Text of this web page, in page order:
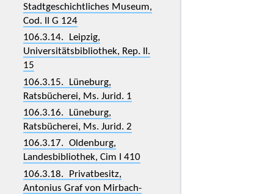
Stadtgeschichtliches Museum,
Cod. II G 124
106.3.14. Leipzig,
Universitätsbibliothek, Rep. II.
15
106.3.15. Lüneburg,
Ratsbücherei, Ms. Jurid. 1
106.3.16. Lüneburg,
Ratsbücherei, Ms. Jurid. 2
106.3.17. Oldenburg,
Landesbibliothek, Cim I 410
106.3.18. Privatbesitz,
Antonius Graf von Mirbach-